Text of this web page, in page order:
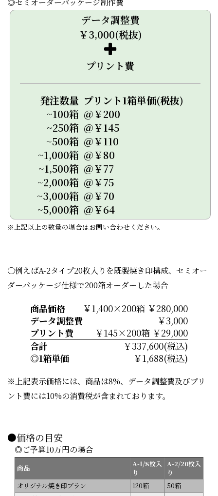
◎セミオーダーパッケージ制作費
データ調整費
￥3,000(税抜)
プリント費
発注数量 プリント1箱単価(税抜)
~100箱 ＠￥200
~250箱 ＠￥145
~500箱 ＠￥110
~1,000箱 ＠￥80
~1,500箱 ＠￥77
~2,000箱 ＠￥75
~3,000箱 ＠￥70
~5,000箱 ＠￥64
※上記以上の数量の場合はお問い合わせください。
〇例えばA-2タイプ20枚入りを既製焼き印構成、セミオー
ダーパッケージ仕様で200箱オーダーした場合
商品価格
￥1,400×200箱 ￥280,000
データ調整費
￥3,000
プリント費
￥145×200箱 ￥29,000
合計
￥337,600(税込)
◎1箱単価
￥1,688(税込)
※上記表示価格には、商品は8%、データ調整費及びプリ
ント費には10%の消費税が含まれております。
●価格の目安
◎ご予算10万円の場合
商品
A-1/8枚入
り
A-2/20枚入
り
オリジナル焼き印プラン
120箱
50箱